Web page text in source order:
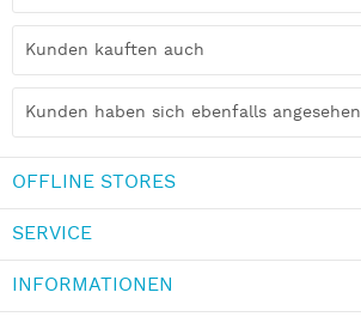
Kunden kauften auch
Kunden haben sich ebenfalls angesehen
OFFLINE STORES
SERVICE
INFORMATIONEN